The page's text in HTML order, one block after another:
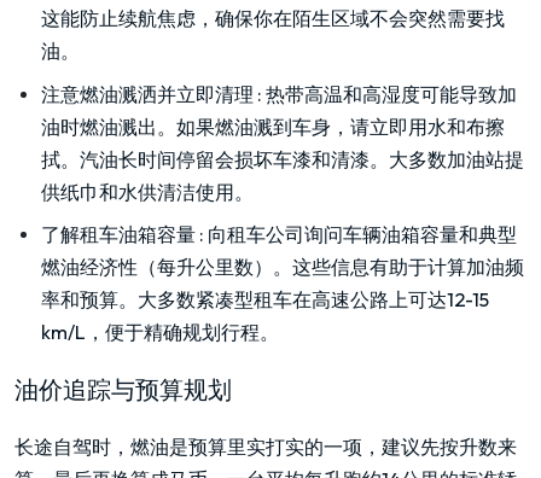
这能防止续航焦虑，确保你在陌生区域不会突然需要找
油。
注意燃油溅洒并立即清理 : 热带高温和高湿度可能导致加
油时燃油溅出。如果燃油溅到车身，请立即用水和布擦
拭。汽油长时间停留会损坏车漆和清漆。大多数加油站提
供纸巾和水供清洁使用。
了解租车油箱容量 : 向租车公司询问车辆油箱容量和典型
燃油经济性（每升公里数）。这些信息有助于计算加油频
率和预算。大多数紧凑型租车在高速公路上可达12-15
km/L，便于精确规划行程。
油价追踪与预算规划
长途自驾时，燃油是预算里实打实的一项，建议先按升数来